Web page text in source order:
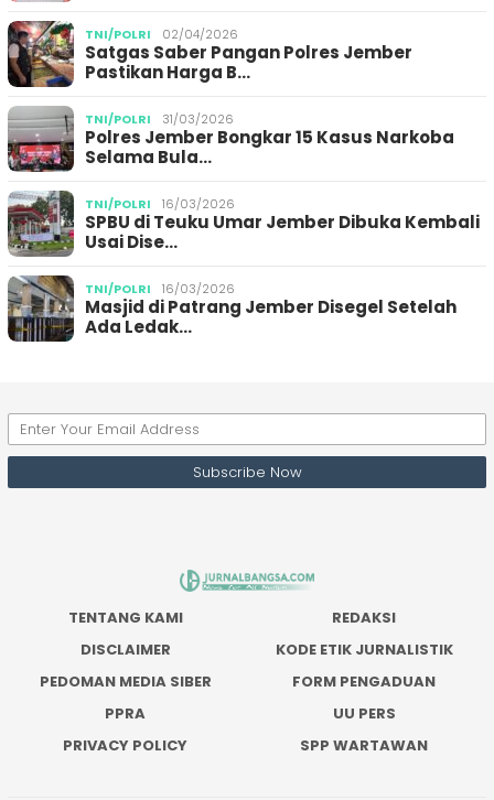
TNI/POLRI 02/04/2026
Satgas Saber Pangan Polres Jember
Pastikan Harga B…
TNI/POLRI 31/03/2026
Polres Jember Bongkar 15 Kasus Narkoba
Selama Bula…
TNI/POLRI 16/03/2026
SPBU di Teuku Umar Jember Dibuka Kembali
Usai Dise…
TNI/POLRI 16/03/2026
Masjid di Patrang Jember Disegel Setelah
Ada Ledak…
TENTANG KAMI
REDAKSI
DISCLAIMER
KODE ETIK JURNALISTIK
PEDOMAN MEDIA SIBER
FORM PENGADUAN
PPRA
UU PERS
PRIVACY POLICY
SPP WARTAWAN